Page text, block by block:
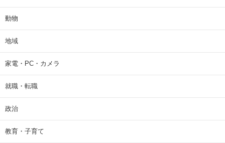
動物
地域
家電・PC・カメラ
就職・転職
政治
教育・子育て